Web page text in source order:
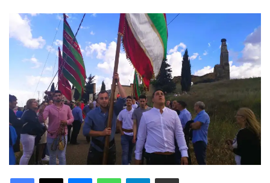
Facebook
X MessengerWhatsAppTelegramCompartir via Email